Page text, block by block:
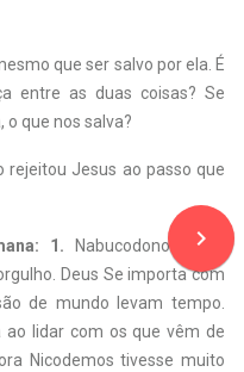
que ser salvo por ela. É
entre as duas coisas? Se
o que nos salva?
rejeitou Jesus ao passo que
1.
Nabucodonosor foi
Deus Se importa com
de mundo levam tempo.
ao lidar com os que vêm de
Nicodemos tivesse muito
navigate_next